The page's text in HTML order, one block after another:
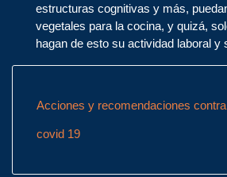
estructuras cognitivas y más,
vegetales para la cocina, y quizá,
hagan de esto su actividad laboral y
Acciones y recomendaciones
covid 19